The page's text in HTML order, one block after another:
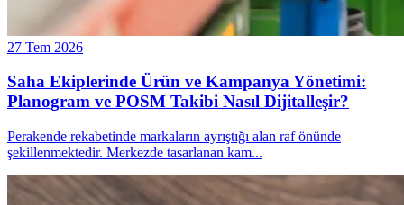
27 Tem 2026
Saha Ekiplerinde Ürün ve Kampanya Yönetimi:
Planogram ve POSM Takibi Nasıl Dijitalleşir?
Perakende rekabetinde markaların ayrıştığı alan raf önünde
şekillenmektedir. Merkezde tasarlanan kam...